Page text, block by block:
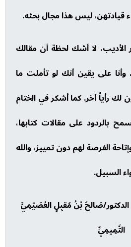
ليس هذا مجال بحثه.
الأديب، لا أشك لحظة أن مقالك
على يقين أنك لو تأملت ما
لك رأياً آخر. كما أشكر في الختام
بالردود على مقالات كتابها،
الفرصة لهم دون تمييز، والله
السبيل.
الدكتور/صَالحُ بْنُ مُقبِلٍ العُصَيْمِيَّ
التَّمِيمِيِّ